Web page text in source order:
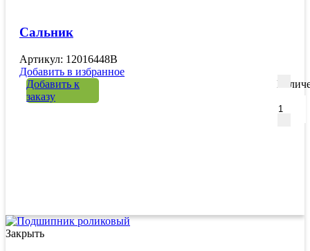
Сальник
Артикул: 12016448B
Добавить в избранное
Добавить к
заказу
Закрыть